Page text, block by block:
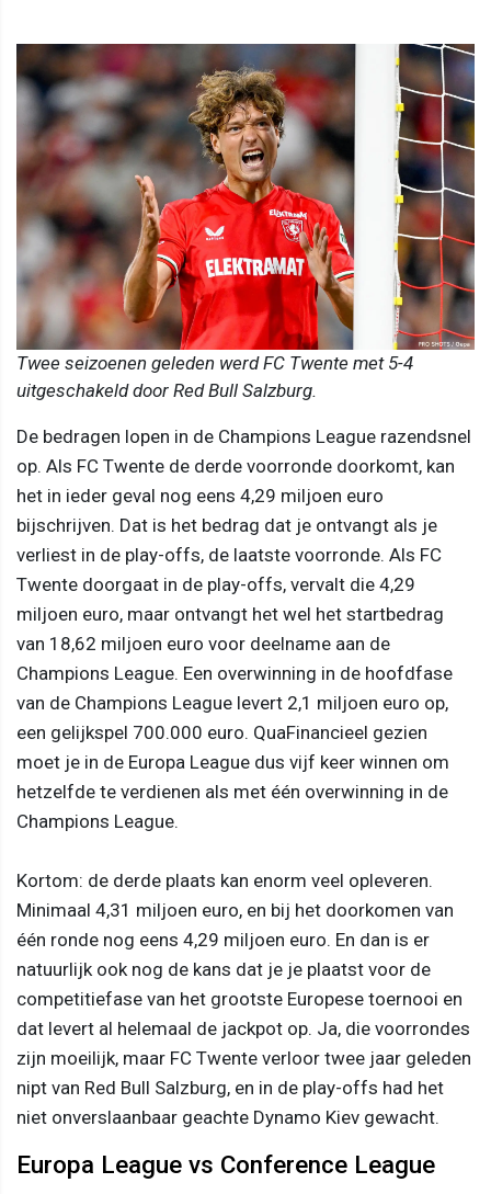
Twee seizoenen geleden werd FC Twente met 5-4
uitgeschakeld door Red Bull Salzburg.
De bedragen lopen in de Champions League razendsnel
op. Als FC Twente de derde voorronde doorkomt, kan
het in ieder geval nog eens 4,29 miljoen euro
bijschrijven. Dat is het bedrag dat je ontvangt als je
verliest in de play-offs, de laatste voorronde. Als FC
Twente doorgaat in de play-offs, vervalt die 4,29
miljoen euro, maar ontvangt het wel het startbedrag
van 18,62 miljoen euro voor deelname aan de
Champions League. Een overwinning in de hoofdfase
van de Champions League levert 2,1 miljoen euro op,
een gelijkspel 700.000 euro. QuaFinancieel gezien
moet je in de Europa League dus vijf keer winnen om
hetzelfde te verdienen als met één overwinning in de
Champions League.
Kortom: de derde plaats kan enorm veel opleveren.
Minimaal 4,31 miljoen euro, en bij het doorkomen van
één ronde nog eens 4,29 miljoen euro. En dan is er
natuurlijk ook nog de kans dat je je plaatst voor de
competitiefase van het grootste Europese toernooi en
dat levert al helemaal de jackpot op. Ja, die voorrondes
zijn moeilijk, maar FC Twente verloor twee jaar geleden
nipt van Red Bull Salzburg, en in de play-offs had het
niet onverslaanbaar geachte Dynamo Kiev gewacht.
Europa League vs Conference League